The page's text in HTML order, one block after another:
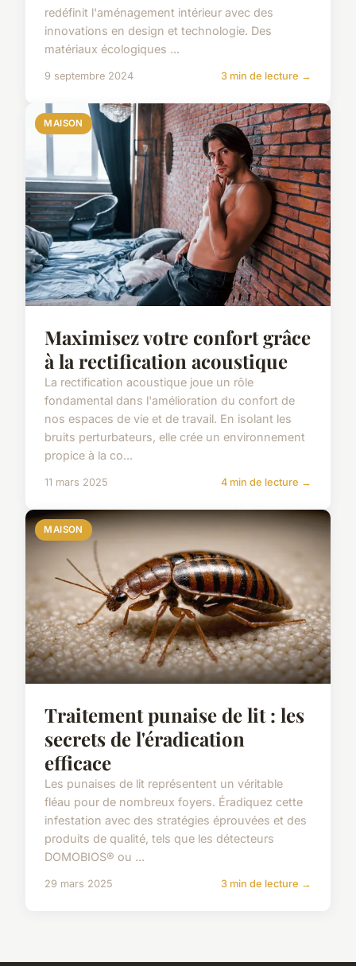
redéfinit l'aménagement intérieur avec des
innovations en design et technologie. Des
matériaux écologiques ...
9 septembre 2024 3 min de lecture →
MAISON
Maximisez votre confort grâce
à la rectification acoustique
La rectification acoustique joue un rôle
fondamental dans l'amélioration du confort de
nos espaces de vie et de travail. En isolant les
bruits perturbateurs, elle crée un environnement
propice à la co...
11 mars 2025 4 min de lecture →
MAISON
Traitement punaise de lit : les
secrets de l'éradication
efficace
Les punaises de lit représentent un véritable
fléau pour de nombreux foyers. Éradiquez cette
infestation avec des stratégies éprouvées et des
produits de qualité, tels que les détecteurs
DOMOBIOS® ou ...
29 mars 2025 3 min de lecture →